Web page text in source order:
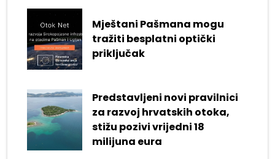
Mještani Pašmana mogu
tražiti besplatni optički
priključak
Predstavljeni novi pravilnici
za razvoj hrvatskih otoka,
stižu pozivi vrijedni 18
milijuna eura